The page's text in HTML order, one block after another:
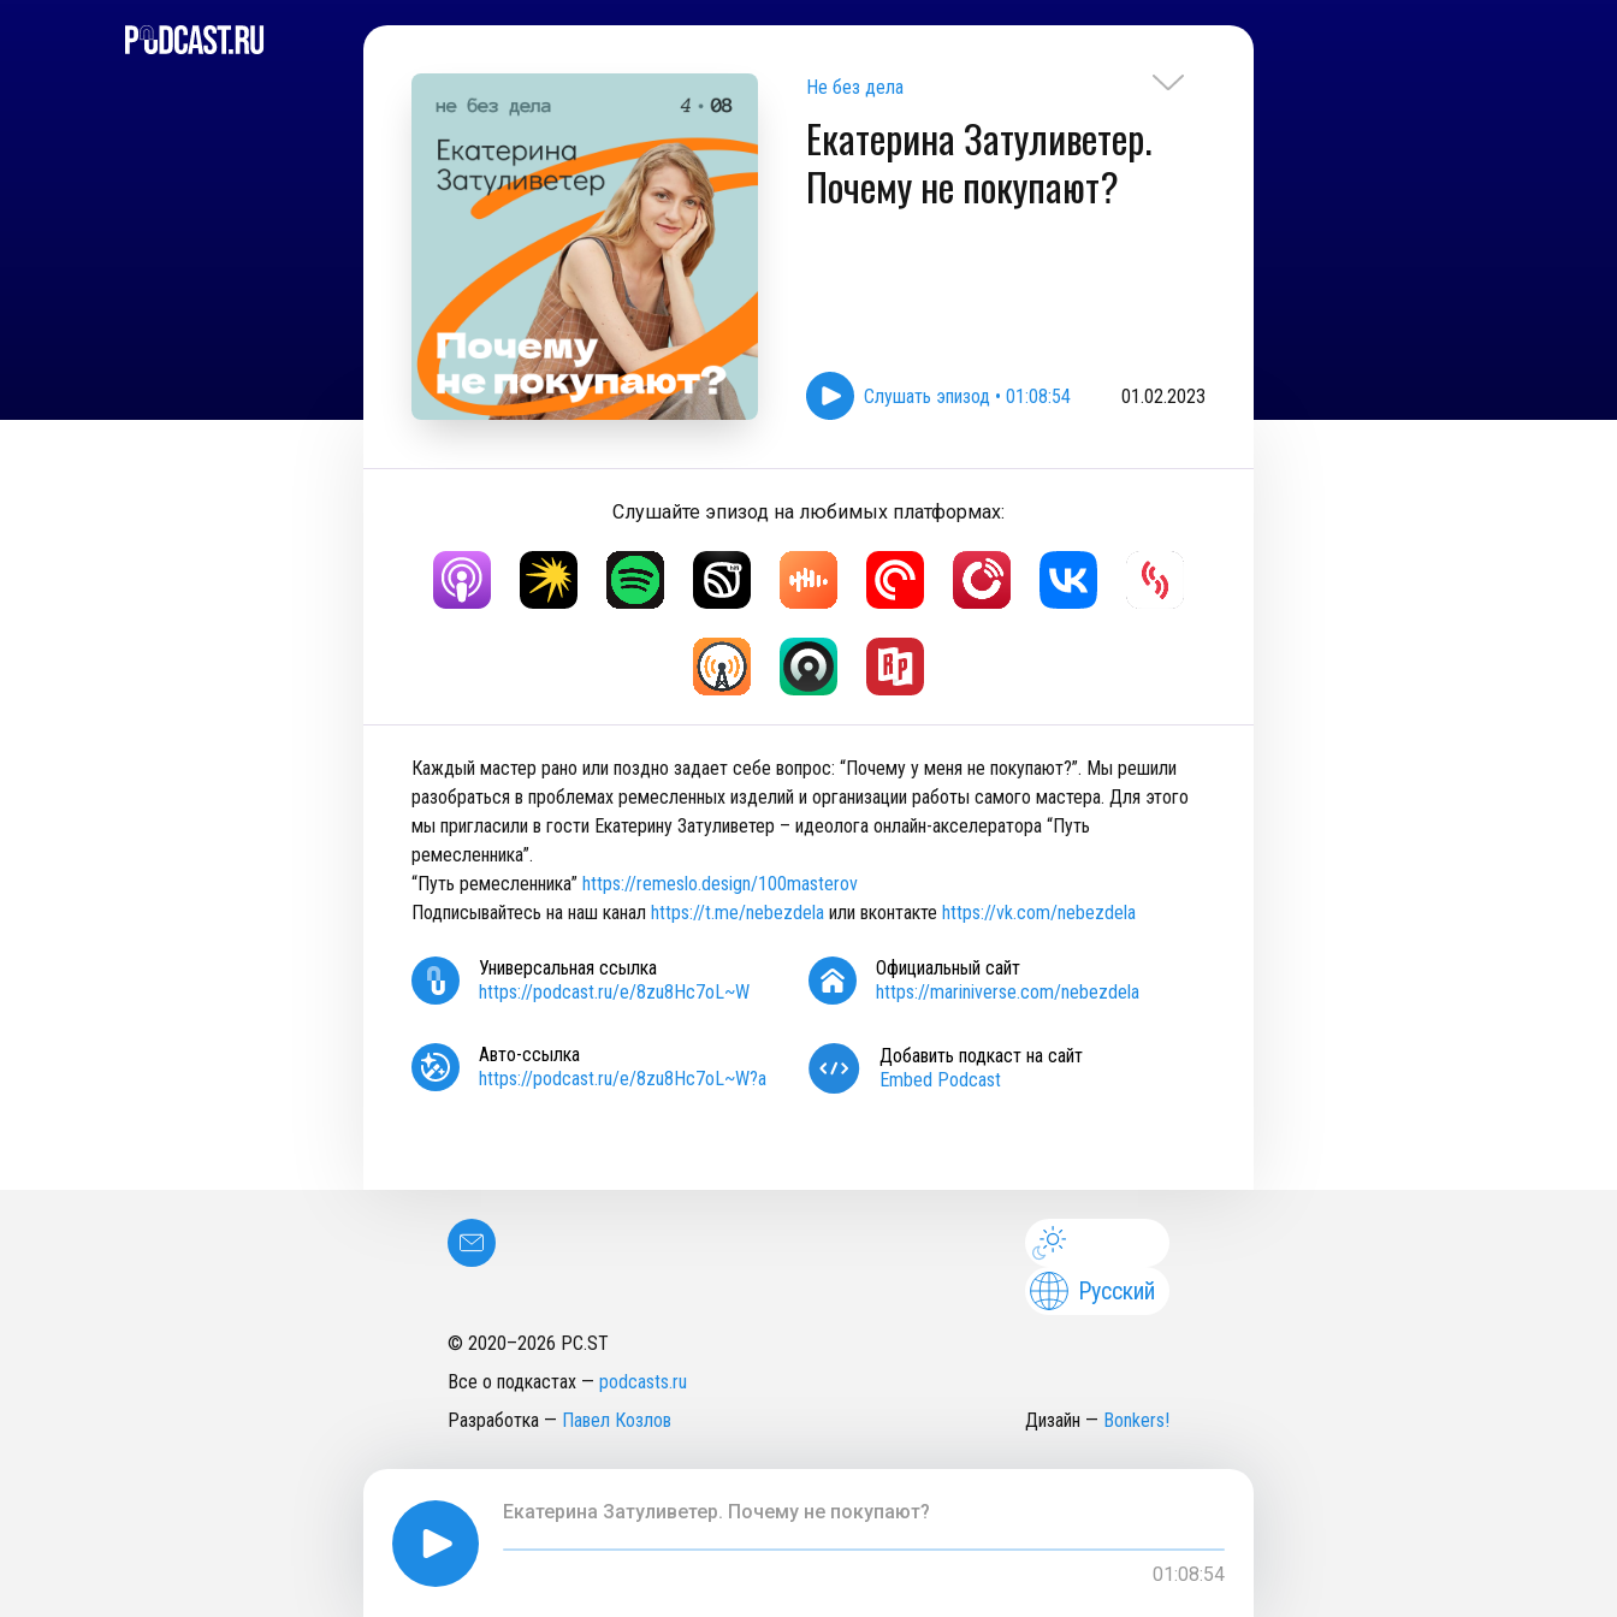
Не без дела
Екатерина Затуливетер.
Почему не покупают?
Слушать эпизод • 01:08:54 01.02.2023
Слушайте эпизод на любимых платформах:
Каждый мастер рано или поздно задает себе вопрос: “Почему у меня не покупают?”. Мы решили
разобраться в проблемах ремесленных изделий и организации работы самого мастера. Для этого
мы пригласили в гости Екатерину Затуливетер – идеолога онлайн-акселератора “Путь
ремесленника”.
“Путь ремесленника” https://remeslo.design/100masterov
Подписывайтесь на наш канал https://t.me/nebezdela или вконтакте https://vk.com/nebezdela
Универсальная ссылка
https://podcast.ru/e/8zu8Hc7oL~W
Официальный сайт
https://mariniverse.com/nebezdela
Авто-ссылка
https://podcast.ru/e/8zu8Hc7oL~W?a
Добавить подкаст на сайт
Embed Podcast
Русский
© 2020–2026 PC.ST
Все о подкастах — podcasts.ru
Разработка — Павел Козлов Дизайн — Bonkers!
Екатерина Затуливетер. Почему не покупают?
01:08:54